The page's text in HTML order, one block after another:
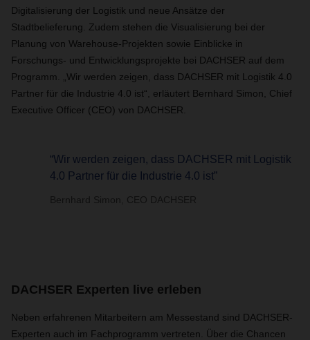
Digitalisierung der Logistik und neue Ansätze der
Stadtbelieferung. Zudem stehen die Visualisierung bei der
Planung von Warehouse-Projekten sowie Einblicke in
Forschungs- und Entwicklungsprojekte bei DACHSER auf dem
Programm. „Wir werden zeigen, dass DACHSER mit Logistik 4.0
Partner für die Industrie 4.0 ist“, erläutert Bernhard Simon, Chief
Executive Officer (CEO) von DACHSER.
“Wir werden zeigen, dass DACHSER mit Logistik
4.0 Partner für die Industrie 4.0 ist”
Bernhard Simon, CEO DACHSER
DACHSER Experten live erleben
Neben erfahrenen Mitarbeitern am Messestand sind DACHSER-
Experten auch im Fachprogramm vertreten. Über die Chancen